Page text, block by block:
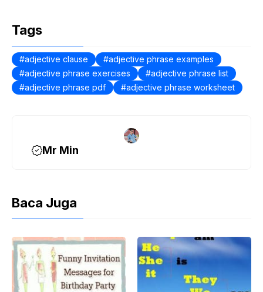
c
e
b
o
o
er
Tags
adjective clause
adjective phrase examples
adjective phrase exercises
adjective phrase list
adjective phrase pdf
adjective phrase worksheet
Mr Min
Baca Juga